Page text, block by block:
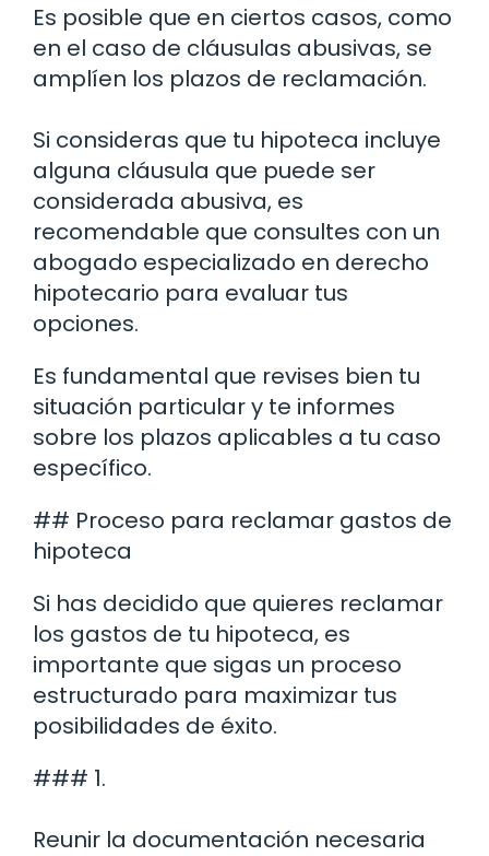
Es posible que en ciertos casos, como
en el caso de cláusulas abusivas, se
amplíen los plazos de reclamación.
Si consideras que tu hipoteca incluye
alguna cláusula que puede ser
considerada abusiva, es
recomendable que consultes con un
abogado especializado en derecho
hipotecario para evaluar tus
opciones.
Es fundamental que revises bien tu
situación particular y te informes
sobre los plazos aplicables a tu caso
específico.
## Proceso para reclamar gastos de
hipoteca
Si has decidido que quieres reclamar
los gastos de tu hipoteca, es
importante que sigas un proceso
estructurado para maximizar tus
posibilidades de éxito.
### 1.
Reunir la documentación necesaria